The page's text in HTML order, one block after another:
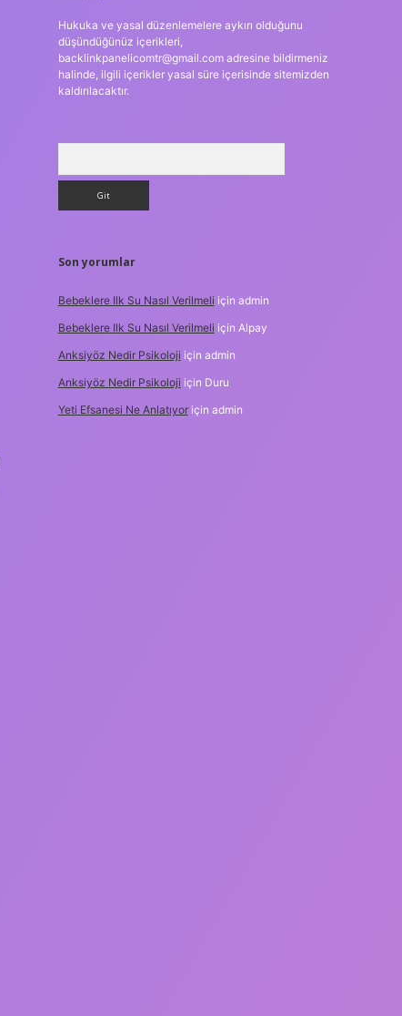
Hukuka ve yasal düzenlemelere aykırı olduğunu
düşündüğünüz içerikleri,
backlinkpanelicomtr@gmail.comadresine bildirmeniz
halinde, ilgili içerikler yasal süre içerisinde sitemizden
kaldırılacaktır.
Son yorumlar
Bebeklere Ilk Su Nasıl Verilmeli için admin
Bebeklere Ilk Su Nasıl Verilmeli için Alpay
Anksiyöz Nedir Psikoloji için admin
Anksiyöz Nedir Psikoloji için Duru
Yeti Efsanesi Ne Anlatıyoriçin admin